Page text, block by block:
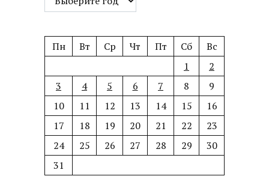
Пн Вт Ср Чт Пт Сб
Вс
1
2
3
4 5 6 7 8
9
10
11 12 13 14 15
16
17
18 19 20 21 22
23
24
25 26 27 28 29
30
31